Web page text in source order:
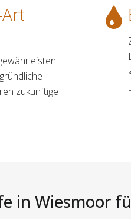
zukünftige
in Wiesmoor